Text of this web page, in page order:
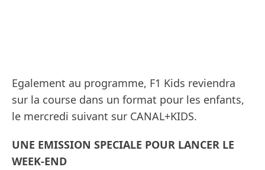
Egalement au programme, F1 Kids reviendra
sur la course dans un format pour les enfants,
le mercredi suivant sur CANAL+KIDS.
UNE EMISSION SPECIALE POUR LANCER LE
WEEK-END